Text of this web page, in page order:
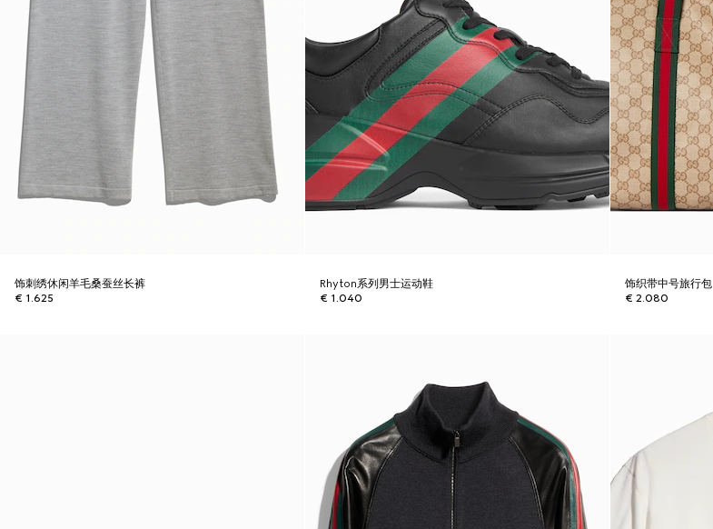
饰刺绣休闲羊毛桑蚕丝长裤
€ 1.625
Rhyton系列男士运动鞋
€ 1.040
饰织带中号旅行包
€ 2.080